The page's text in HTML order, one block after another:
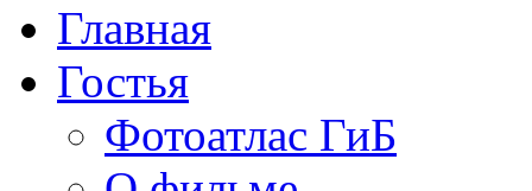
Главная
Гостья
Фотоатлас ГиБ